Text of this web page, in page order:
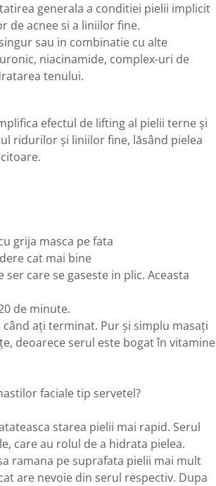
generala a conditiei pielii implicit
de acnee si a liniilor fine.
sau in combinatie cu alte
niacinamide, complex-uri de
tenului.
efectul de lifting al pielii terne și
ridurilor și liniilor fine, lăsând pielea
grija masca pe fata
cat mai bine
care se gaseste in plic. Aceasta
de minute.
ați terminat. Pur și simplu masați
deoarece serul este bogat în vitamine
faciale tip servetel?
starea pielii mai rapid. Serul
care au rolul de a hidrata pielea.
ramana pe suprafata pielii mai mult
are nevoie din serul respectiv. Dupa